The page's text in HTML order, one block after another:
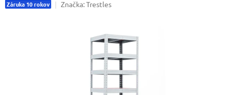
Záruka 10 rokov Značka:Trestles